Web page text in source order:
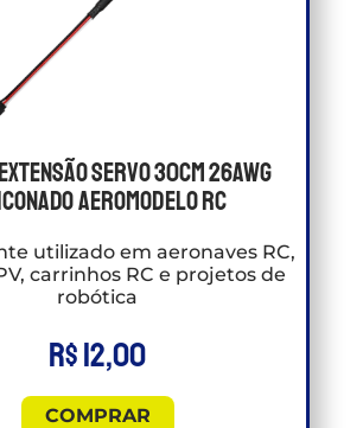
Extensão Servo 30cm 26awg
Aeromodelo RC
utilizado em aeronaves RC,
carrinhos RC e projetos de
robótica
R$12,00
COMPRAR